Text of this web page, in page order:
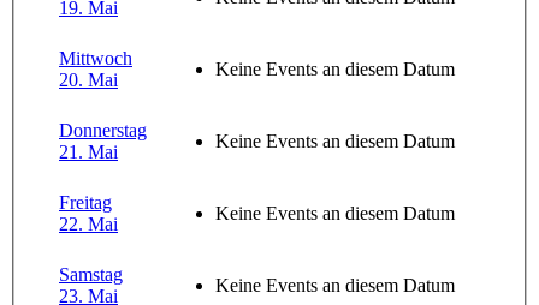
19. Mai
Mittwoch
20. Mai
Keine Events an diesem Datum
Donnerstag
21. Mai
Keine Events an diesem Datum
Freitag
22. Mai
Keine Events an diesem Datum
Samstag
23. Mai
Keine Events an diesem Datum